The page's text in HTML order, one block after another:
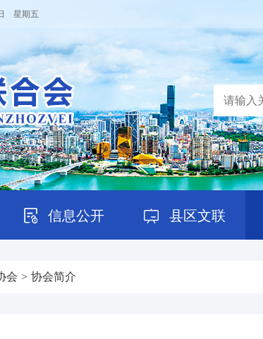
日 星期五
信息公开 县区文联
会 > 协会简介